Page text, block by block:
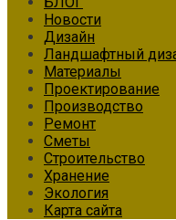
Новости
Дизайн
Ландшафтный
Материалы
Проектирование
Производство
Ремонт
Сметы
Строительство
Хранение
Экология
Карта сайта